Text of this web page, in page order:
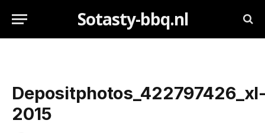
Sotasty-bbq.nl
2015